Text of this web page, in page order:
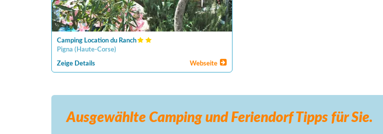
Camping Location du Ranch
Pigna ( Haute-Corse)
Zeige Details Webseite
Ausgewählte Camping und FeriendorfTipps für Sie.